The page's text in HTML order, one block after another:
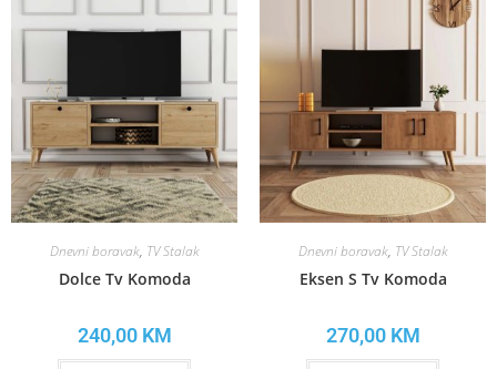
Dnevni boravak, TV Stalak
Dolce Tv Komoda
240,00 KM
Dnevni boravak, TV Stalak
Eksen S Tv Komoda
270,00 KM